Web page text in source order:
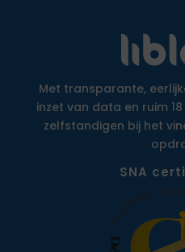
Met transparante,
inzet van data en ruim
zelfstandigen bij het
SNA